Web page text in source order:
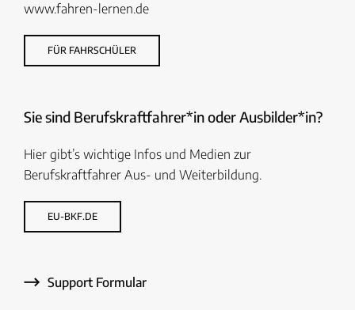
www.fahren-lernen.de
FÜR FAHRSCHÜLER
Sie sind Berufskraftfahrer*in oder Ausbilder*in?
Hier gibt’s wichtige Infos und Medien zur
Berufskraftfahrer Aus- und Weiterbildung.
EU-BKF.DE
Support Formular